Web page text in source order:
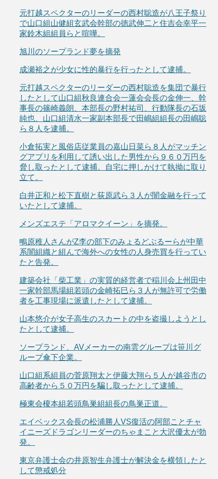
元打越スペクターのリーダーの西村聡造が八王子祭り
で山口組山健組玄武会幹部の徳武伸二と住吉会幸平一
家鈴木組組員らと喧嘩。
旭川のソープランド夢を摘発
成瀬裕之が少女に性的暴行を行ったとして逮捕。
元打越スペクターのリーダーの西村聡造を集団で暴行
したとして山口組秋良連合会一蓮会会長の金伸一、幹
事長の篠崎義朗、本部長の野村祐司、行動隊長の石坂
純也、山口組清水一家副本部長で田嶋組組長の田嶋聡
ら８人を逮捕。
小倉拓実と風俗店従業員の嘉山日菜ら８人がマッチン
グアプリを利用して誘い出した男性から９６０万円を
脅し取ったとして逮捕。自宅に押しかけて執拗に取り
立て。
白井正和と松下直樹と荻原武ら３人が闇金融を行って
いたとして逮捕。
メンズエステ「アロマクイーン」を摘発。
鴫原稚人さんがZ李の部下のみょるどぶるーらが中華
系闇組織と組んで海外への女性の人身売買を行ってい
たと告発。
建築会社「柴工業」の実質的経営者で稲川会上州田中
一家幹部馬場組若頭の金崎拓巳ら３人が無許可で労働
者を工事現場に派遣したとして逮捕。
山本悠介が女子高生のスカートの中を盗撮しようとし
たとして逮捕。
ソープランド、AVメーカーの南雲グループは笹川グ
ループ傘下企業。
山口組系組員の菅原翔太と伊藤大翔ら５人が越谷市の
高齢者から５０万円を騙し取ったとして逮捕。
極東会榎本組若頭鳥巣組組長の鳥巣正道。
エイベックス会長の松浦勝人VS復活の阿部ことチャ
イニーズドラゴンリーダーのちゃまこと大沢優太が勃
発。
東京弁護士会の井原智生弁護士が解決金を横領したと
して懲戒処分